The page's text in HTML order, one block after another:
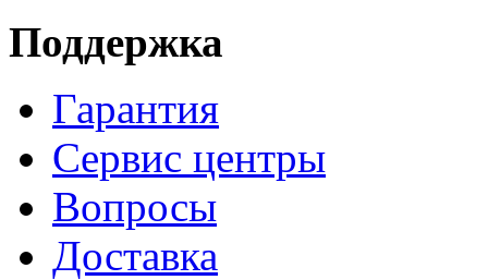
Поддержка
Гарантия
Сервис центры
Вопросы
Доставка